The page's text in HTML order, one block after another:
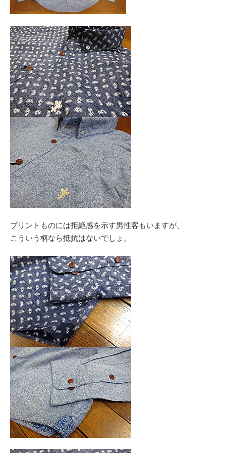
プリントものには拒絶感を示す男性客もいますが、
こういう柄なら抵抗はないでしょ。